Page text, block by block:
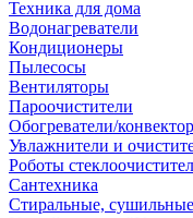
Техника для дома
Водонагреватели
Кондиционеры
Пылесосы
Вентиляторы
Пароочистители
Обогреватели/
Увлажнители и
Роботы
Сантехника
Стиральные,